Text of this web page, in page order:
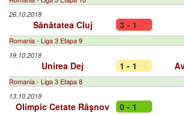
26.10.2018
Sănătatea Cluj 3 - 1
Romania - Liga 3 Etapa 9
19.10.2018
Unirea Dej 1 - 1
Romania - Liga 3 Etapa 8
13.10.2018
Olimpic Cetate Râşnov 0 - 1